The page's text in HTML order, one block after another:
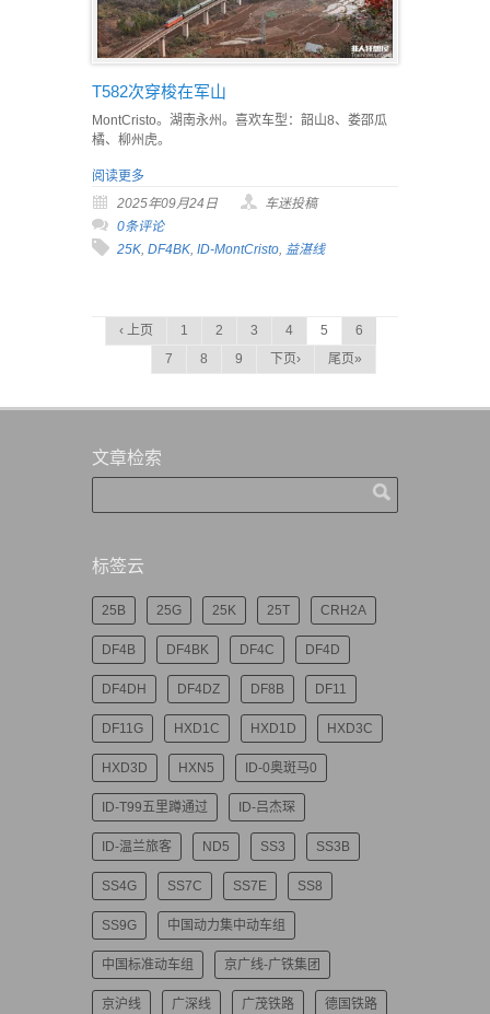
T582次穿梭在军山
MontCristo。湖南永州。喜欢车型：韶山8、娄邵瓜
橘、柳州虎。
阅读更多
2025年09月24日
车迷投稿
0条评论
25K DF4BK ID-MontCristo 益湛线
‹ 上页 1 2 3 4 5
6
7
8 9 下页› 尾页»
文章检索
标签云
25B 25G 25K 25T CRH2A
DF4B DF4BK DF4C DF4D
DF4DH DF4DZ DF8B DF11
DF11G HXD1C HXD1D HXD3C
HXD3D HXN5 ID-0奥斑马0
ID-T99五里蹲通过 ID-吕杰琛
ID-温兰旅客 ND5 SS3 SS3B
SS4G SS7C SS7E SS8
SS9G 中国动力集中动车组
中国标准动车组 京广线-广铁集团
京沪线 广深线 广茂铁路 德国铁路